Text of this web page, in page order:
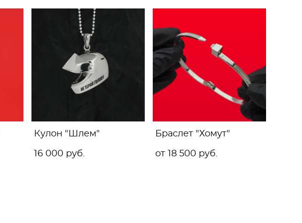
Кулон "Шлем"
16 000 pуб.
Браслет "Хомут"
от 18 500 pуб.